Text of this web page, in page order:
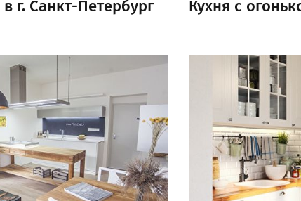
г. Санкт-Петербург Кухня с